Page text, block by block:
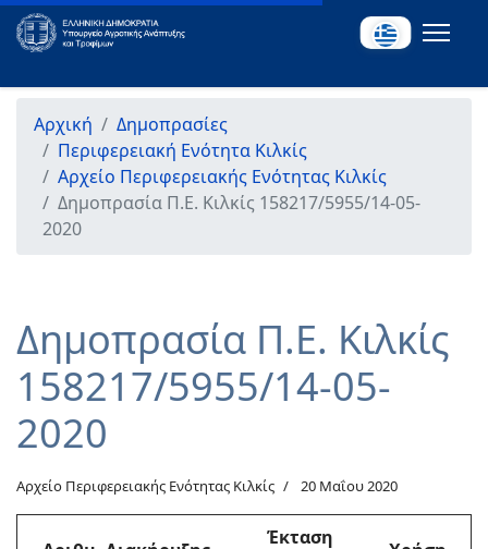
Αρχική
Δημοπρασίες
Περιφερειακή Ενότητα Κιλκίς
Αρχείο Περιφερειακής Ενότητας Κιλκίς
Δημοπρασία Π.Ε. Κιλκίς 158217/5955/14-05-
2020
Δημοπρασία Π.Ε. Κιλκίς
158217/5955/14-05-
2020
Αρχείο Περιφερειακής Ενότητας Κιλκίς 20 Μαΐου 2020
Έκταση